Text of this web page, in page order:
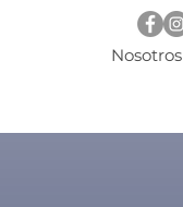
Nosotros